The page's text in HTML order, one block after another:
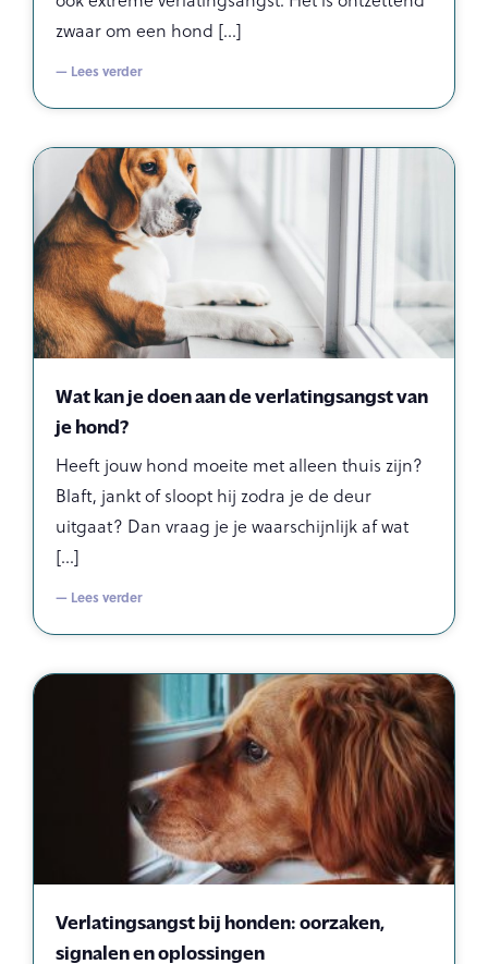
zwaar om een hond
— Lees verder
Wat kan je doen aan de verlatingsangst van
je hond?
Heeft jouw hond moeite met alleen thuis zijn?
Blaft, jankt of sloopt hij zodra je de deur
uitgaat? Dan vraag je je waarschijnlijk af wat
— Lees verder
Verlatingsangst bij honden: oorzaken,
signalen en oplossingen